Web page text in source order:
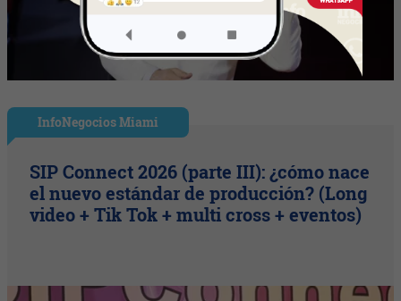
InfoNegocios Miami
SIP Connect 2026 (parte III): ¿cómo nace
el nuevo estándar de producción? (Long
video + Tik Tok + multi cross + eventos)